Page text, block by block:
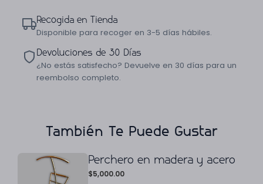
Recogida en Tienda
Disponible para recoger en 3-5 días hábiles.
Devoluciones de 30 Días
¿No estás satisfecho? Devuelve en 30 días para un
reembolso completo.
También Te Puede Gustar
Perchero en madera y acero
$5,000.00